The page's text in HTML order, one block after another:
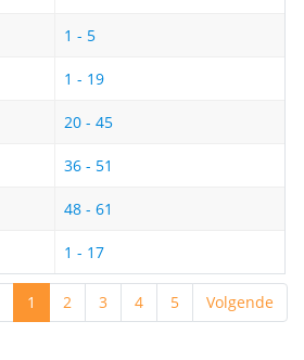
1 - 5
1 - 19
20 - 45
36 - 51
48 - 61
1 - 17
1 2 3 4 5 Volgende